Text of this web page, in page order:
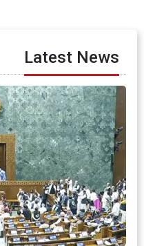
Latest News